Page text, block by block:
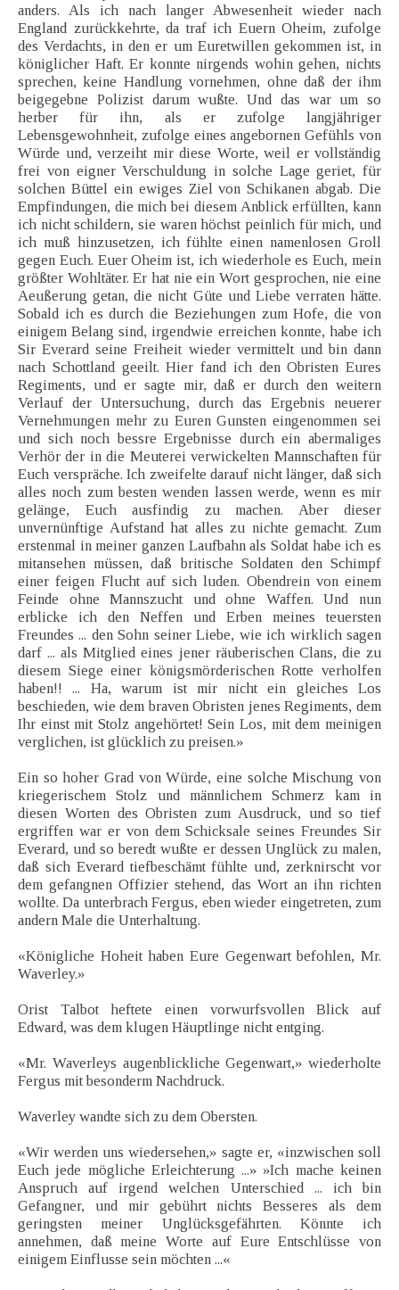
anders. Als ich nach langer Abwesenheit wieder nach
England zurückkehrte, da traf ich Euern Oheim, zufolge
des Verdachts, in den er um Euretwillen gekommen ist, in
königlicher Haft. Er konnte nirgends wohin gehen, nichts
sprechen, keine Handlung vornehmen, ohne daß der ihm
beigegebne Polizist darum wußte. Und das war um so
herber für ihn, als er zufolge langjähriger
Lebensgewohnheit, zufolge eines angebornen Gefühls von
Würde und, verzeiht mir diese Worte, weil er vollständig
frei von eigner Verschuldung in solche Lage geriet, für
solchen Büttel ein ewiges Ziel von Schikanen abgab. Die
Empfindungen, die mich bei diesem Anblick erfüllten, kann
ich nicht schildern, sie waren höchst peinlich für mich, und
ich muß hinzusetzen, ich fühlte einen namenlosen Groll
gegen Euch. Euer Oheim ist, ich wiederhole es Euch, mein
größter Wohltäter. Er hat nie ein Wort gesprochen, nie eine
Aeußerung getan, die nicht Güte und Liebe verraten hätte.
Sobald ich es durch die Beziehungen zum Hofe, die von
einigem Belang sind, irgendwie erreichen konnte, habe ich
Sir Everard seine Freiheit wieder vermittelt und bin dann
nach Schottland geeilt. Hier fand ich den Obristen Eures
Regiments, und er sagte mir, daß er durch den weitern
Verlauf der Untersuchung, durch das Ergebnis neuerer
Vernehmungen mehr zu Euren Gunsten eingenommen sei
und sich noch bessre Ergebnisse durch ein abermaliges
Verhör der in die Meuterei verwickelten Mannschaften für
Euch verspräche. Ich zweifelte darauf nicht länger, daß sich
alles noch zum besten wenden lassen werde, wenn es mir
gelänge, Euch ausfindig zu machen. Aber dieser
unvernünftige Aufstand hat alles zu nichte gemacht. Zum
erstenmal in meiner ganzen Laufbahn als Soldat habe ich es
mitansehen müssen, daß britische Soldaten den Schimpf
einer feigen Flucht auf sich luden. Obendrein von einem
Feinde ohne Mannszucht und ohne Waffen. Und nun
erblicke ich den Neffen und Erben meines teuersten
Freundes ... den Sohn seiner Liebe, wie ich wirklich sagen
darf ... als Mitglied eines jener räuberischen Clans, die zu
diesem Siege einer königsmörderischen Rotte verholfen
haben!! ... Ha, warum ist mir nicht ein gleiches Los
beschieden, wie dem braven Obristen jenes Regiments, dem
Ihr einst mit Stolz angehörtet! Sein Los, mit dem meinigen
verglichen, ist glücklich zu preisen.»
Ein so hoher Grad von Würde, eine solche Mischung von
kriegerischem Stolz und männlichem Schmerz kam in
diesen Worten des Obristen zum Ausdruck, und so tief
ergriffen war er von dem Schicksale seines Freundes Sir
Everard, und so beredt wußte er dessen Unglück zu malen,
daß sich Everard tiefbeschämt fühlte und, zerknirscht vor
dem gefangnen Offizier stehend, das Wort an ihn richten
wollte. Da unterbrach Fergus, eben wieder eingetreten, zum
andern Male die Unterhaltung.
«Königliche Hoheit haben Eure Gegenwart befohlen, Mr.
Waverley.»
Orist Talbot heftete einen vorwurfsvollen Blick auf
Edward, was dem klugen Häuptlinge nicht entging.
«Mr. Waverleys augenblickliche Gegenwart,» wiederholte
Fergus mit besonderm Nachdruck.
Waverley wandte sich zu dem Obersten.
«Wir werden uns wiedersehen,» sagte er, «inzwischen soll
Euch jede mögliche Erleichterung ...» »Ich mache keinen
Anspruch auf irgend welchen Unterschied ... ich bin
Gefangner, und mir gebührt nichts Besseres als dem
geringsten meiner Unglücksgefährten. Könnte ich
annehmen, daß meine Worte auf Eure Entschlüsse von
einigem Einflusse sein möchten ...«